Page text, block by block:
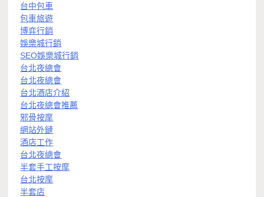
台中包車
包車旅遊
博弈行銷
娛樂城行銷
SEO娛樂城行銷
台北夜總會
台北夜總會
台北酒店介紹
台北夜總會推薦
邪骨按摩
網站外鏈
酒店工作
台北夜總會
半套手工按摩
台北按摩
半套店